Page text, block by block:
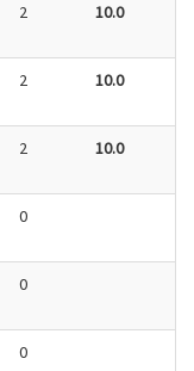
2 10.0
2 10.0
2 10.0
0
0
0